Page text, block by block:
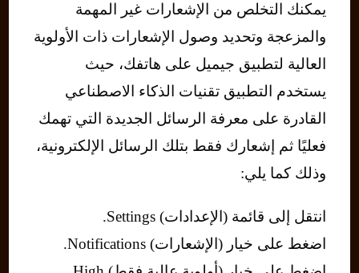
يمكنك التخلص من الإشعارات غير المهمة
والمزعجة وتحديد وصول الإشعارات ذات الأولوية
العالية لتطبيق جيميل على هاتفك، حيث
يستخدم التطبيق تقنيات الذكاء الاصطناعي
القادرة على معرفة الرسائل الجديدة التي تهمك
فعليًا ثم إشعارك فقط بتلك الرسائل الإلكترونية،
وذلك كما يلي:
انتقل إلى قائمة (الإعدادات) Settings.
اضغط على خيار (الإشعارات) Notifications.